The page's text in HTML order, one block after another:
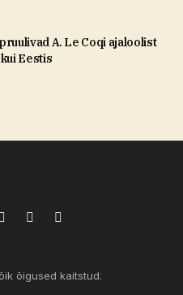
A. Le Coqi ajaloolist
Eestis
PinterestTikTokInstagram
õigused kaitstud.